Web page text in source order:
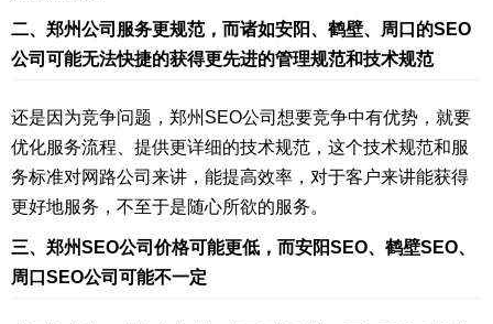
二、郑州公司服务更规范，而诸如安阳、鹤壁、周口的SEO
公司可能无法快捷的获得更先进的管理规范和技术规范
还是因为竞争问题，郑州SEO公司想要竞争中有优势，就要
优化服务流程、提供更详细的技术规范，这个技术规范和服
务标准对网路公司来讲，能提高效率，对于客户来讲能获得
更好地服务，不至于是随心所欲的服务。
三、郑州SEO公司价格可能更低，而安阳SEO、鹤壁SEO、
周口SEO公司可能不一定